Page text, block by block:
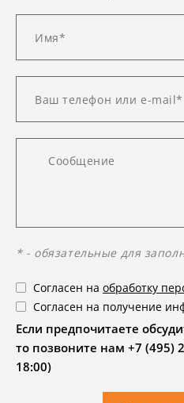
* - обязательные для
Согласен на обработку
Согласен на получение
Если предпочитаете
то позвоните нам +7 (495)
18:00)